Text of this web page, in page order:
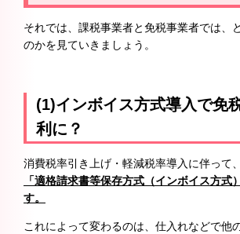
それでは、課税事業者と免税事業者では、
のかを見ていきましょう。
(1)インボイス方式導入で免
利に？
消費税率引き上げ・軽減税率導入に伴って、
「適格請求書等保存方式（インボイス方式
す。
これによって変わるのは、仕入れなどで他